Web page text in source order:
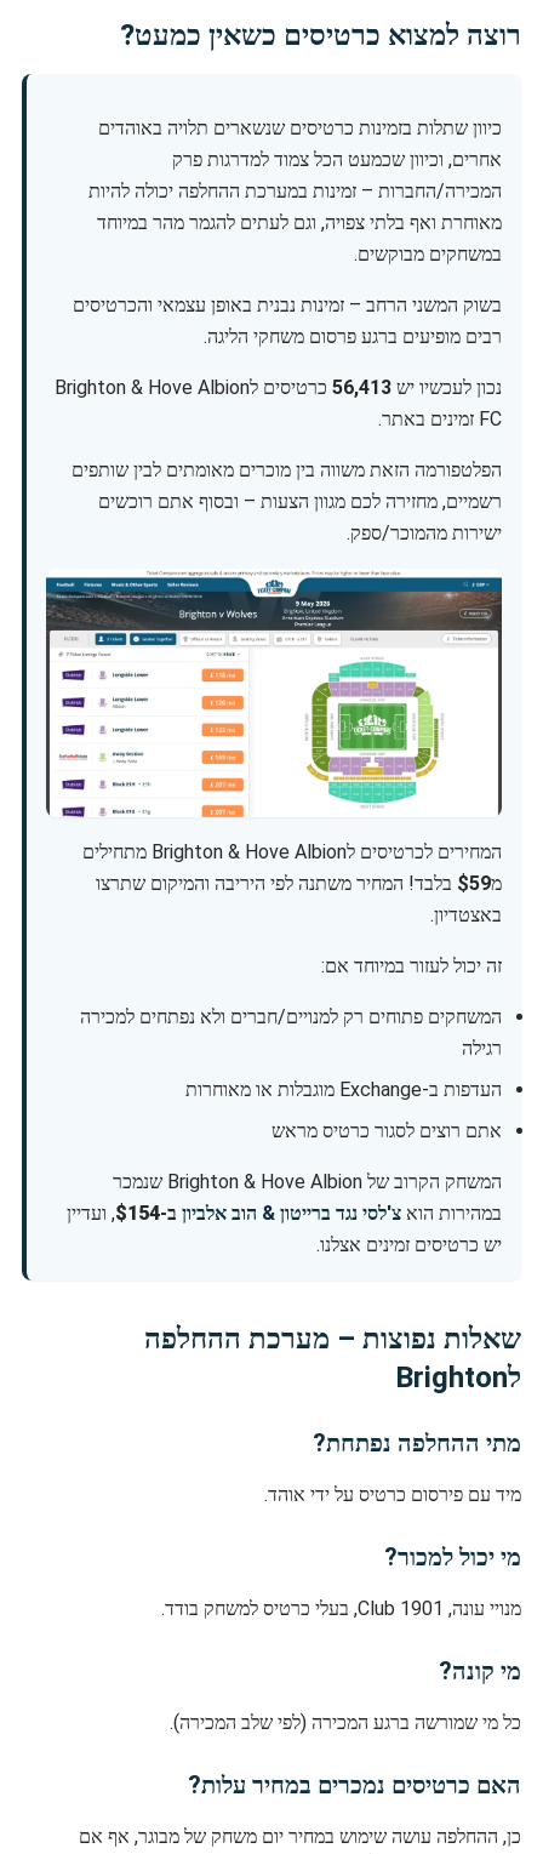
רוצה למצוא כרטיסים כשאין כמעט?
כיוון שתלות בזמינות כרטיסים שנשארים תלויה באוהדים
אחרים, וכיוון שכמעט הכל צמוד למדרגות פרק
המכירה/החברות – זמינות במערכת ההחלפה יכולה להיות
מאוחרת ואף בלתי צפויה, וגם לעתים להגמר מהר במיוחד
במשחקים מבוקשים.
בשוק המשני הרחב – זמינות נבנית באופן עצמאי והכרטיסים
רבים מופיעים ברגע פרסום משחקי הליגה.
נכון לעכשיו יש 56,413
כרטיסים לBrighton & Hove Albion
FC זמינים באתר.
הפלטפורמה הזאת משווה בין מוכרים מאומתים לבין שותפים
רשמיים, מחזירה לכם מגוון הצעות – ובסוף אתם רוכשים
ישירות מהמוכר/ספק.
המחירים לכרטיסים לBrighton & Hove Albion מתחילים
מ$59 בלבד! המחיר משתנה לפי היריבה והמיקום שתרצו
באצטדיון.
זה יכול לעזור במיוחד אם:
המשחקים פתוחים רק למנויים/חברים ולא נפתחים למכירה
רגילה
העדפות ב-Exchange מוגבלות או מאוחרות
אתם רוצים לסגור כרטיס מראש
המשחק הקרוב של Brighton & Hove Albion שנמכר
במהירות הוא צ'לסי נגד ברייטון & הוב אלביון ב-$154, ועדיין
יש כרטיסים זמינים אצלנו.
שאלות נפוצות – מערכת ההחלפה
לBrighton
מתי ההחלפה נפתחת?
מיד עם פירסום כרטיס על ידי אוהד.
מי יכול למכור?
מנויי עונה, 1901 Club, בעלי כרטיס למשחק בודד.
מי קונה?
כל מי שמורשה ברגע המכירה (לפי שלב המכירה).
האם כרטיסים נמכרים במחיר עלות?
כן, ההחלפה עושה שימוש במחיר יום משחק של מבוגר, אף אם